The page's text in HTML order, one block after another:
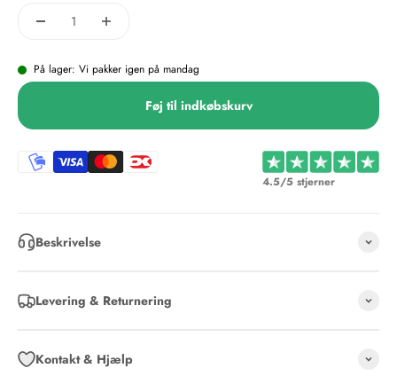
På lager: Vi pakker igen på mandag
Føj til indkøbskurv
4.5/5 stjerner
Beskrivelse
Levering & Returnering
Kontakt & Hjælp